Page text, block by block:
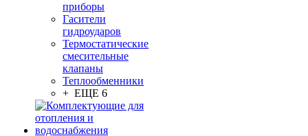
приборы
Гасители
гидроударов
Термостатические
смесительные
клапаны
Теплообменники
+ ЕЩЕ 6